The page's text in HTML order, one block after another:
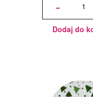
-
Fractal
1kg
Dodaj do